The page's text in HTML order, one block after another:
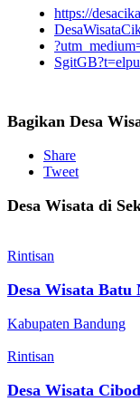
https://
Bagikan Desa
Share
Tweet
Desa Wisata di
Rintisan
Desa Wisata Batu
Kabupaten Bandung
Rintisan
Desa Wisata